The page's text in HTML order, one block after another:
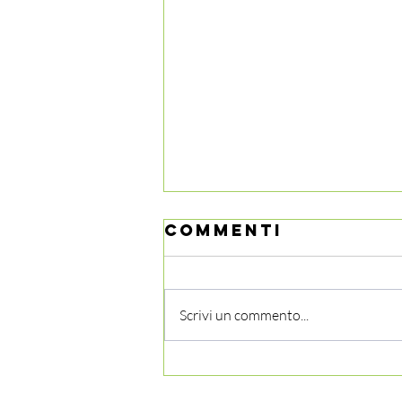
VITAMINE E
Commenti
Scrivi un commento...